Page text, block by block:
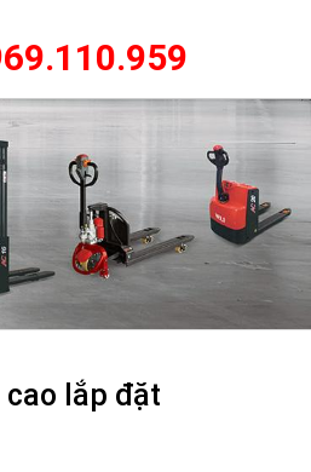
cao lắp đặt